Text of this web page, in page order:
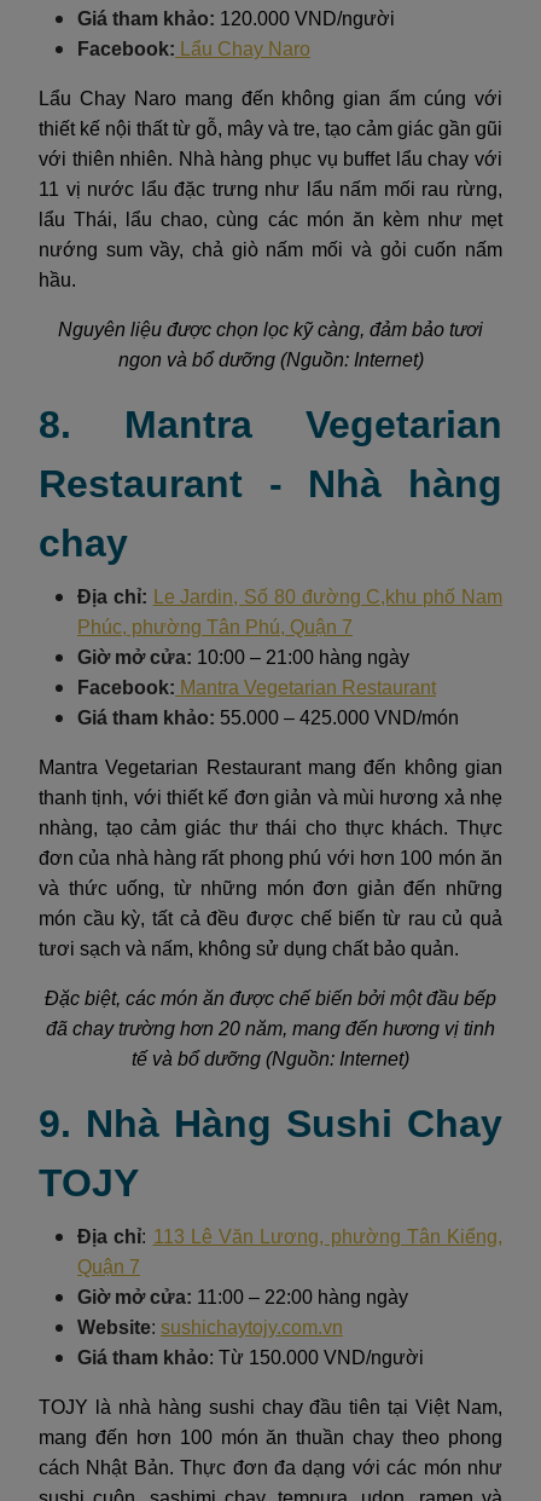
Giá tham khảo: 120.000 VND/người
Facebook:
Lẩu Chay Naro
Lẩu Chay Naro mang đến không gian ấm cúng với
thiết kế nội thất từ gỗ, mây và tre, tạo cảm giác gần gũi
với thiên nhiên. Nhà hàng phục vụ buffet lẩu chay với
11 vị nước lẩu đặc trưng như lẩu nấm mối rau rừng,
lẩu Thái, lẩu chao, cùng các món ăn kèm như mẹt
nướng sum vầy, chả giò nấm mối và gỏi cuốn nấm
hầu.
Nguyên liệu được chọn lọc kỹ càng, đảm bảo tươi
ngon và bổ dưỡng (Nguồn: Internet)
8. Mantra Vegetarian
Restaurant - Nhà hàng
chay
Địa chỉ:
Le Jardin, Số 80 đường C,khu phố Nam
Phúc, phường Tân Phú, Quận 7
Giờ mở cửa: 10:00 – 21:00 hàng ngày
Facebook: Mantra Vegetarian Restaurant
Giá tham khảo: 55.000 – 425.000 VND/món
Mantra Vegetarian Restaurant mang đến không gian
thanh tịnh, với thiết kế đơn giản và mùi hương xả nhẹ
nhàng, tạo cảm giác thư thái cho thực khách. Thực
đơn của nhà hàng rất phong phú với hơn 100 món ăn
và thức uống, từ những món đơn giản đến những
món cầu kỳ, tất cả đều được chế biến từ rau củ quả
tươi sạch và nấm, không sử dụng chất bảo quản.
Đặc biệt, các món ăn được chế biến bởi một đầu bếp
đã chay trường hơn 20 năm, mang đến hương vị tinh
tế và bổ dưỡng (Nguồn: Internet)
9. Nhà Hàng Sushi Chay
TOJY
Địa chỉ: 113 Lê Văn Lương, phường Tân Kiểng,
Quận 7
Giờ mở cửa: 11:00 – 22:00 hàng ngày
Website: sushichaytojy.com.vn
Giá tham khảo: Từ 150.000 VND/người
TOJY là nhà hàng sushi chay đầu tiên tại Việt Nam,
mang đến hơn 100 món ăn thuần chay theo phong
cách Nhật Bản. Thực đơn đa dạng với các món như